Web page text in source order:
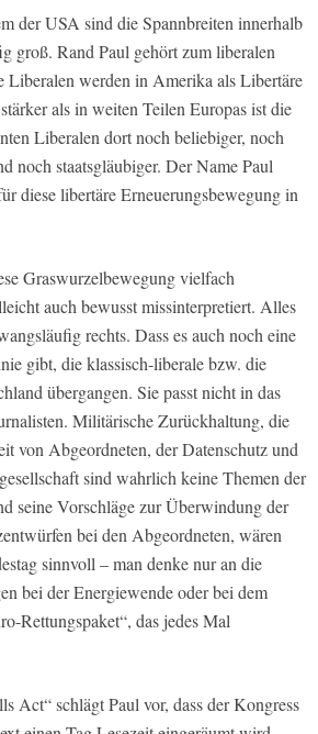
der USA sind die Spannbreiten innerhalb
groß. Rand Paul gehört zum liberalen
Liberalen werden in Amerika als Libertäre
als in weiten Teilen Europas ist die
Liberalen dort noch beliebiger, noch
noch staatsgläubiger. Der Name Paul
diese libertäre Erneuerungsbewegung in
Graswurzelbewegung vielfach
auch bewusst missinterpretiert. Alles
rechts. Dass es auch noch eine
gibt, die klassisch-liberale bzw. die
übergangen. Sie passt nicht in das
Militärische Zurückhaltung, die
von Abgeordneten, der Datenschutz und
sind wahrlich keine Themen der
seine Vorschläge zur Überwindung der
bei den Abgeordneten, wären
sinnvoll – man denke nur an die
bei der Energiewende oder bei dem
Rettungspaket“, das jedes Mal
Act“ schlägt Paul vor, dass der Kongress